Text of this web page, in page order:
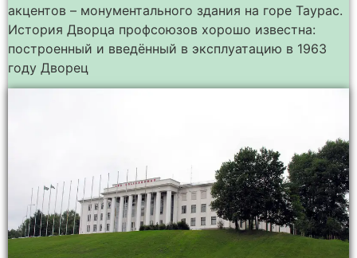
акцентов – монументального здания на горе Таурас.
История Дворца профсоюзов хорошо известна:
построенный и введённый в эксплуатацию в 1963
году Дворец